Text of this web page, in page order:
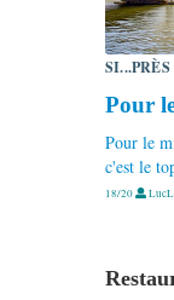
SI...PRÈS
Pour
Pour le
c'est le
18/20 LucL